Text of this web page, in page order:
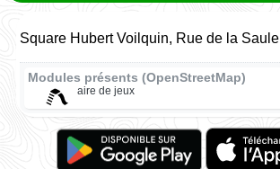
Square Hubert Voilquin, Rue de la Saule
Modules présents (OpenStreetMap)
aire de jeux